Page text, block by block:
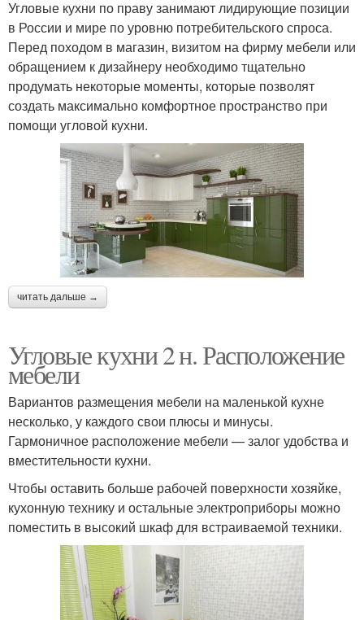
Угловые кухни по праву занимают лидирующие позиции
в России и мире по уровню потребительского спроса.
Перед походом в магазин, визитом на фирму мебели или
обращением к дизайнеру необходимо тщательно
продумать некоторые моменты, которые позволят
создать максимально комфортное пространство при
помощи угловой кухни.
читать дальше →
Угловые кухни 2 н. Расположение
мебели
Вариантов размещения мебели на маленькой кухне
несколько, у каждого свои плюсы и минусы.
Гармоничное расположение мебели — залог удобства и
вместительности кухни.
Чтобы оставить больше рабочей поверхности хозяйке,
кухонную технику и остальные электроприборы можно
поместить в высокий шкаф для встраиваемой техники.